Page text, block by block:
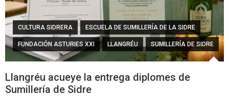
CULTURA SIDRERA ESCUELA DE SUMILLERÍA DE LA SIDRE
FUNDACIÓN ASTURIES XXI LLANGRÉU SUMILLERÍA DE SIDRE
Llangréu acueye la entrega diplomes de
Sumillería de Sidre